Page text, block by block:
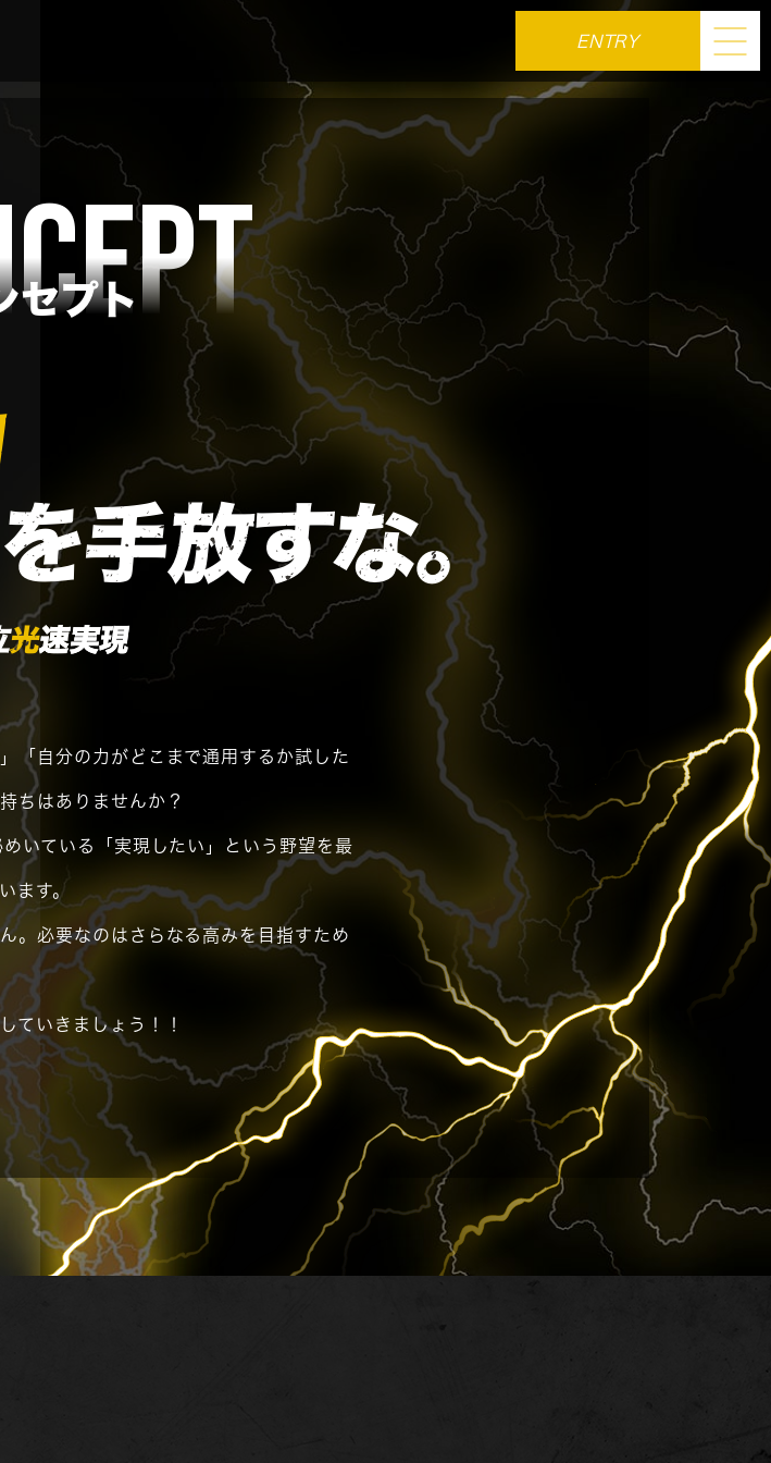
ENTRY
セプト
を手放すな。
光速実現
「自分の力がどこまで通用するか試した
ちはありませんか？
いている「実現したい」という野望を最
ます。
。必要なのはさらなる高みを目指すため
ていきましょう！！